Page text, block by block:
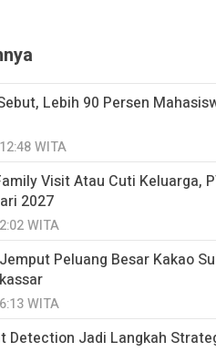
Lebih 90 Persen
WITA
Visit Atau Cuti Keluarga,
2027
WITA
Peluang Besar Kakao
WITA
Detection Jadi Langkah